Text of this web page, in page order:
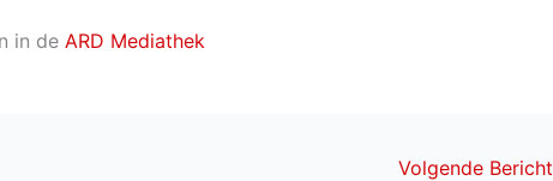
in de ARD Mediathek
Volgende Bericht